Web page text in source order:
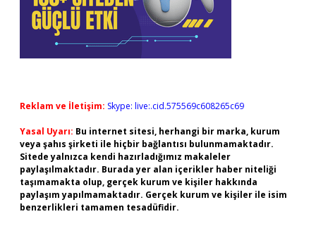
Reklam ve İletişim: Skype: live:.cid.575569c608265c69
Yasal Uyarı: Bu internet sitesi, herhangi bir marka, kurum
veya şahıs şirketi ile hiçbir bağlantısı bulunmamaktadır.
Sitede yalnızca kendi hazırladığımız makaleler
paylaşılmaktadır. Burada yer alan içerikler haber niteliği
taşımamakta olup, gerçek kurum ve kişiler hakkında
paylaşım yapılmamaktadır. Gerçek kurum ve kişiler ile isim
benzerlikleri tamamen tesadüfidir.